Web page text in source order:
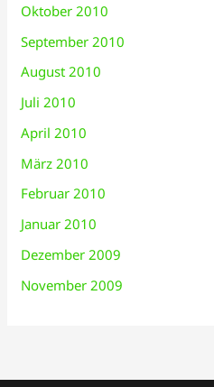
Oktober 2010
September 2010
August 2010
Juli 2010
April 2010
März 2010
Februar 2010
Januar 2010
Dezember 2009
November 2009